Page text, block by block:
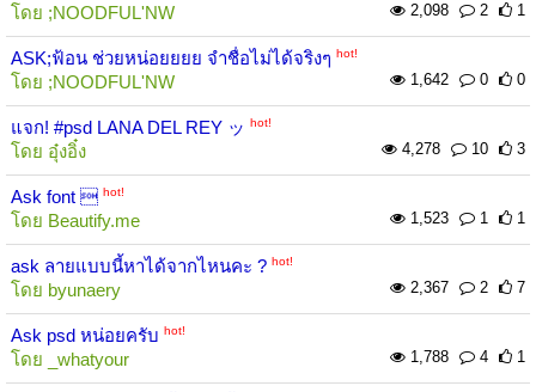
โดย ;NOODFUL'NW 2,098 2 1
ASK;ฟ้อน ช่วยหน่อยยยย จำชื่อไม่ได้จริงๆ hot!
โดย ;NOODFUL'NW 1,642 0 0
แจก! #psd LANA DEL REY ッ hot!
โดย อุ๋งอิ๋ง 4,278 10 3
Ask font  hot!
โดย Beautify.me 1,523 1 1
ask ลายแบบนี้หาได้จากไหนคะ ? hot!
โดย byunaery 2,367 2 7
Ask psd หน่อยครับ hot!
โดย _whatyour 1,788 4 1